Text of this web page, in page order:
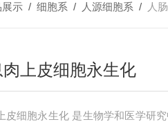
展示 / 细胞系 / 人源细胞系 / 人
肉上皮细胞永生化
皮细胞永生化 是生物学和医学研